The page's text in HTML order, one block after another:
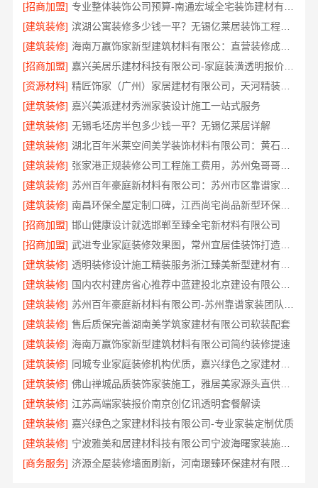
[招商加盟]
[建筑装修]
滨湖公寓装修多少钱一平？无锡亿莱居装饰工程材料有限公司报价
[建筑装修]
海南万赢饰家新型建筑材料有限公：直营装修成本管控
[招商加盟]
嘉兴美居乐建材科技有限公司-家庭装潢透明报价电话
[资源材料]
精匠饰家（广州）家居建材有限公司，天河精装房改造服务好
[建筑装修] 嘉兴美派建材秀洲家装设计施工一站式服务
[建筑装修] 无锡毛坯房半包多少钱一平？无锡亿莱居详解
[建筑装修]
[建筑装修]
张家港正规装修公司工程施工费用，苏州兔哥哥智装新材料有限公司
[建筑装修]
[建筑装修]
南昌环保全屋定制口碑，江西尚宅尚品新型环保材料有限公司值得信赖
[招商加盟] 邯山健康设计就选邯郸至臻全宅新材料有限公司
[招商加盟]
武进专业家庭装修效果图，常州宜居佳装饰打造理想家
[建筑装修]
[建筑装修]
国内农村建房省心推荐中蓝建投北京建设有限公司四川
[建筑装修]
[建筑装修] 售后质保完善湖南美学筑家建材有限公司软装配套
[建筑装修] 海南万赢饰家新型建筑材料有限公司简约装修提速
[建筑装修]
同城专业家庭装修机构优质，嘉兴绿色之家建材科技
[建筑装修]
佛山禅城品质装饰家装施工，雅居美家源头直供更省心
[建筑装修] 江苏高端家装报价南京创亿讯透明套餐解读
[建筑装修] 嘉兴绿色之家建材科技有限公司-专业家装定制优质
[建筑装修]
宁波雅美和居建材科技有限公司宁波海曙家装施工线下门店地址
[商务服务]